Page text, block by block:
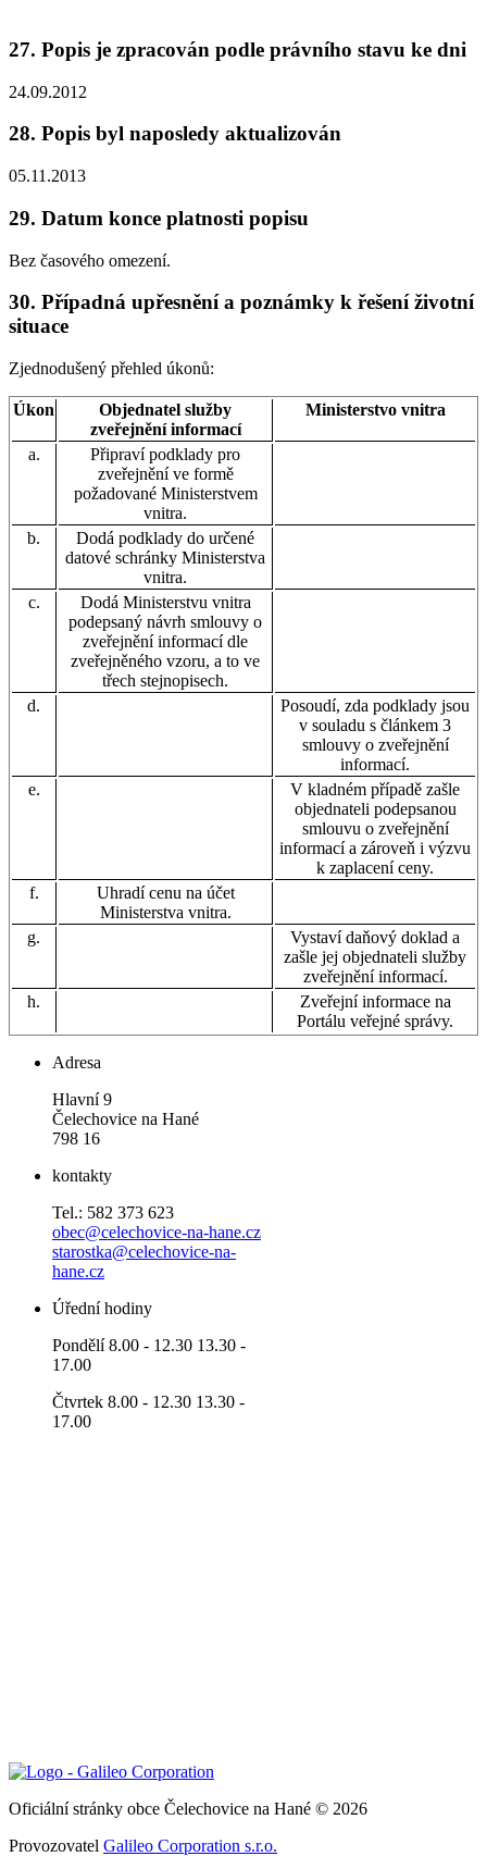
27. Popis je zpracován podle právního stavu ke dni
24.09.2012
28. Popis byl naposledy aktualizován
05.11.2013
29. Datum konce platnosti popisu
Bez časového omezení.
30. Případná upřesnění a poznámky k řešení životní
situace
Zjednodušený přehled úkonů:
Úkon
Objednatel služby
zveřejnění informací
Ministerstvo vnitra
a.
Připraví podklady pro
zveřejnění ve formě
požadované Ministerstvem
vnitra.
b.
Dodá podklady do určené
datové schránky Ministerstva
vnitra.
c.
Dodá Ministerstvu vnitra
podepsaný návrh smlouvy o
zveřejnění informací dle
zveřejněného vzoru, a to ve
třech stejnopisech.
d.
Posoudí, zda podklady jsou
v souladu s článkem 3
smlouvy o zveřejnění
informací.
e.
V kladném případě zašle
objednateli podepsanou
smlouvu o zveřejnění
informací a zároveň i výzvu
k zaplacení ceny.
f.
Uhradí cenu na účet
Ministerstva vnitra.
g.
Vystaví daňový doklad a
zašle jej objednateli služby
zveřejnění informací.
h.
Zveřejní informace na
Portálu veřejné správy.
Adresa
Hlavní 9
Čelechovice na Hané
798 16
kontakty
Tel.: 582 373 623
obec@celechovice-na-hane.cz
starostka@celechovice-na-
hane.cz
Úřední hodiny
Pondělí 8.00 - 12.30 13.30 -
17.00
Čtvrtek 8.00 - 12.30 13.30 -
17.00
Oficiální stránky obce Čelechovice na Hané © 2026
Provozovatel Galileo Corporation s.r.o.